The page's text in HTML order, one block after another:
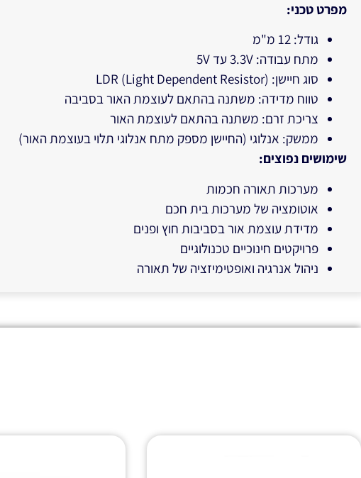
מפרט טכני:
גודל: 12 מ"מ
מתח עבודה: 3.3V עד 5V
סוג חיישן: LDR (Light Dependent Resistor)
טווח מדידה: משתנה בהתאם לעוצמת האור בסביבה
צריכת זרם: משתנה בהתאם לעוצמת האור
ממשק: אנלוגי (החיישן מספק מתח אנלוגי תלוי בעוצמת האור)
שימושים נפוצים:
מערכות תאורה חכמות
אוטומציה של מערכות בית חכם
מדידת עוצמת אור בסביבות חוץ ופנים
פרויקטים חינוכיים טכנולוגיים
ניהול אנרגיה ואופטימיזציה של תאורה